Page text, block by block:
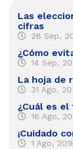
Las
cifras
28 Sep,
¿Cómo
14 Sep,
La hoja de
31 Ago,
¿Cuál es
16 Ago,
¡Cuidado
1 Ago,